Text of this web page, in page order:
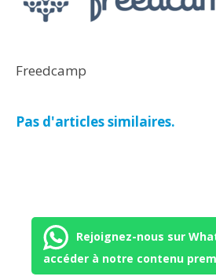
Freedcamp
Pas d'articles similaires.
Rejoignez-nous sur
accéder à notre contenu